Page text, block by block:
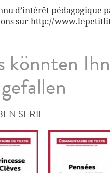
d’intérêt pédagogique
sur http://
könnten
gefallen
SERIE